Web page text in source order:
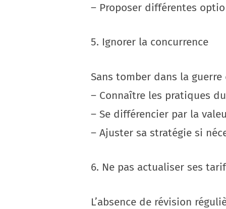
– Proposer différentes
5. Ignorer la concurrence
Sans tomber dans la
– Connaître les pratiques
– Se différencier par la
– Ajuster sa stratégie si
6. Ne pas actualiser ses
L’absence de révision